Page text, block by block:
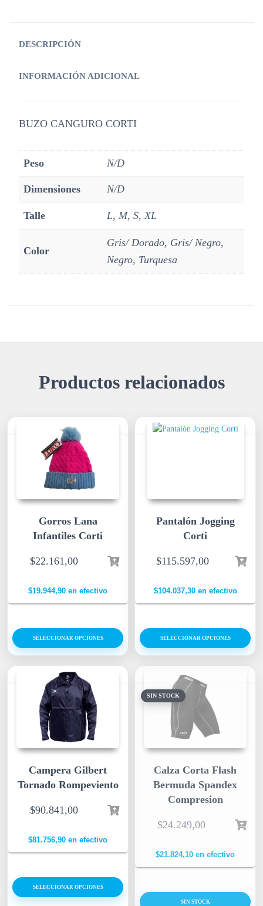
DESCRIPCIÓN
INFORMACIÓN ADICIONAL
BUZO CANGURO CORTI
Peso N/D
Dimensiones N/D
Talle L, M, S, XL
Color
Gris/ Dorado, Gris/ Negro,
Negro, Turquesa
Productos relacionados
SIN STOCK
Calza Corta Flash
Bermuda Spandex
Compresion
$24.249,00
$21.824,10 en efectivo
SIN STOCK
Gorros Lana
Infantiles Corti
$22.161,00
$19.944,90 en efectivo
SELECCIONAR OPCIONES
Pantalón Jogging
Corti
$115.597,00
$104.037,30en efectivo
SELECCIONAR OPCIONES
Campera Gilbert
Tornado Rompeviento
$90.841,00
$81.756,90 en efectivo
SELECCIONAR OPCIONES